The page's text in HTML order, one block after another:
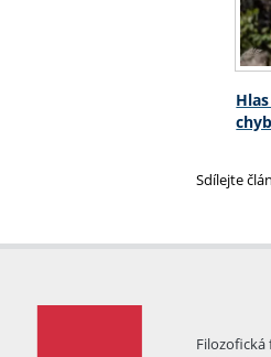
Sdílejte
Filozofická